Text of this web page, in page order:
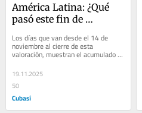
América Latina: ¿Qué
pasó este fin de
Los días que van desde el 14 de
noviembre al cierre de esta
valoración, muestran el acumulado
de noticias que trascienden lo
cotidiano y pasajero. ...
19.11.2025
50
Cubasí